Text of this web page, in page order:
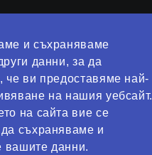
и съхраняваме
данни, за да
че ви предоставяме най-
на нашия уебсайт.
на сайта вие се
съхраняваме и
вашите данни.